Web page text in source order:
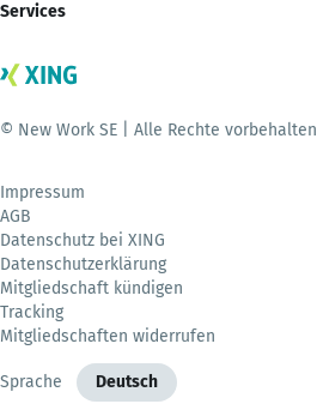
Services
© New Work SE | Alle Rechte vorbehalten
Impressum
AGB
Datenschutz bei XING
Datenschutzerklärung
Mitgliedschaft kündigen
Tracking
Mitgliedschaften widerrufen
Sprache Deutsch